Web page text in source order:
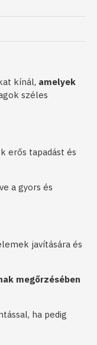
kínál, amelyek
széles
erős tapadást és
a gyors és
javítására és
megőrzésében
ha pedig